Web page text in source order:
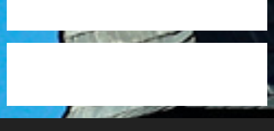
e